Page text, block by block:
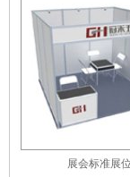
展会标准展位